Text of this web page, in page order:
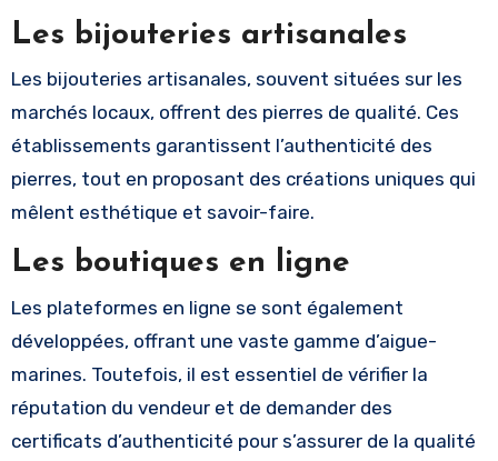
Les bijouteries artisanales
Les bijouteries artisanales, souvent situées sur les
marchés locaux, offrent des pierres de qualité. Ces
établissements garantissent l’authenticité des
pierres, tout en proposant des créations uniques qui
mêlent esthétique et savoir-faire.
Les boutiques en ligne
Les plateformes en ligne se sont également
développées, offrant une vaste gamme d’aigue-
marines. Toutefois, il est essentiel de vérifier la
réputation du vendeur et de demander des
certificats d’authenticité pour s’assurer de la qualité